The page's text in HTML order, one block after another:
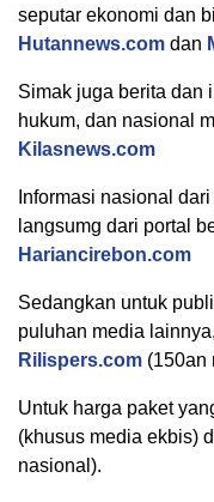
seputar ekonomi dan
Hutannews.com dan
Simak juga berita dan
hukum, dan nasional
Kilasnews.com
Informasi nasional
langsumg dari portal
Hariancirebon.com
Sedangkan untuk
puluhan media
Rilispers.com (150an
Untuk harga paket
(khusus media ekbis)
nasional).